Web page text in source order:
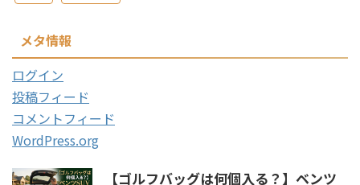
メタ情報
ログイン
投稿フィード
コメントフィード
WordPress.org
【ゴルフバッグは何個入る？】ベンツ